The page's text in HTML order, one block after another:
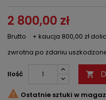
2 800,00 zł
Brutto
+ kaucja 800,00 zł
zwrotna po zdaniu
Ilość 
 Ostatnie sztuki w